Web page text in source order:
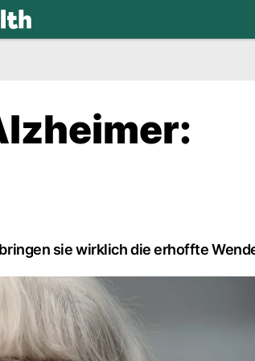
sie wirklich die erhoffte